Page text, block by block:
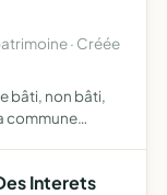
· Créée
bâti, non bâti,
commune
Interets